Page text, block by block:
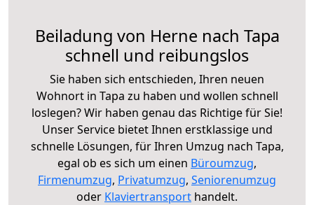
Beiladung von Herne nach Tapa
schnell und reibungslos
Sie haben sich entschieden, Ihren neuen
Wohnort in Tapa zu haben und wollen schnell
loslegen? Wir haben genau das Richtige für Sie!
Unser Service bietet Ihnen erstklassige und
schnelle Lösungen, für Ihren Umzug nach Tapa,
egal ob es sich um einen Büroumzug,
Firmenumzug, Privatumzug, Seniorenumzug
oder Klaviertransport handelt.